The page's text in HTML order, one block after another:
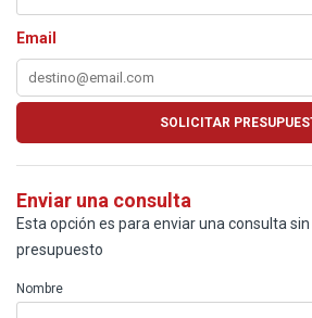
Email
Enviar una consulta
Esta opción es para enviar una consulta
presupuesto
Nombre